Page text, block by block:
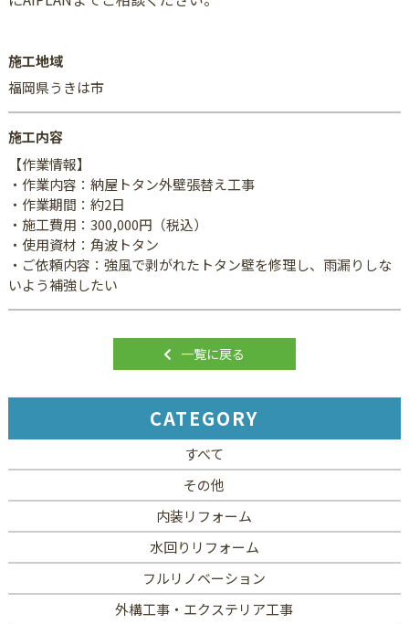
施工地域
福岡県うきは市
施工内容
【作業情報】
・作業内容：納屋トタン外壁張替え工事
・作業期間：約2日
・施工費用：300,000円（税込）
・使用資材：角波トタン
・ご依頼内容：強風で剥がれたトタン壁を修理し、雨漏りしな
いよう補強したい
一覧に戻る
CATEGORY
すべて
その他
内装リフォーム
水回りリフォーム
フルリノベーション
外構工事・エクステリア工事